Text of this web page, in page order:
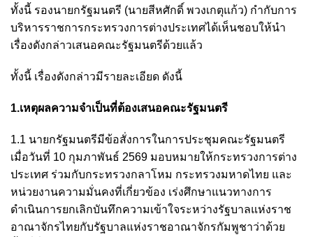
ทั้งนี้ รองนายกรัฐมนตรี (นายสีหศักดิ์ พวงเกตุแก้ว) กำกับการ
บริหารราชการกระทรวงการต่างประเทศได้เห็นชอบให้นำ
เรื่องดังกล่าวเสนอคณะรัฐมนตรีด้วยแล้ว
ทั้งนี้ เรื่องดังกล่าวมีรายละเอียด ดังนี้
1.เหตุผลความจำเป็นที่ต้องเสนอคณะรัฐมนตรี
1.1 นายกรัฐมนตรีมีข้อสั่งการในการประชุมคณะรัฐมนตรี
เมื่อวันที่ 10 กุมภาพันธ์ 2569 มอบหมายให้กระทรวงการต่าง
ประเทศ ร่วมกับกระทรวงกลาโหม กระทรวงมหาดไทย และ
หน่วยงานความมั่นคงที่เกี่ยวข้อง เร่งศึกษาแนวทางการ
ดำเนินการยกเลิกบันทึกความเข้าใจระหว่างรัฐบาลแห่งราช
อาณาจักรไทยกับรัฐบาลแห่งราชอาณาจักรกัมพูชาว่าด้วย